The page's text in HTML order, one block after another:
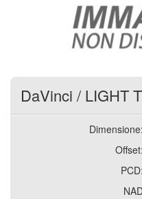
DaVinci / LIGHT
Dimensione:
Offset:
PCD: